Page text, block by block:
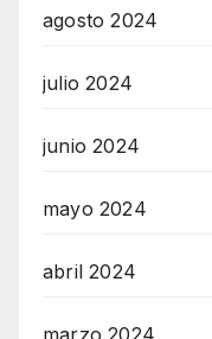
agosto 2024
julio 2024
junio 2024
mayo 2024
abril 2024
marzo 2024